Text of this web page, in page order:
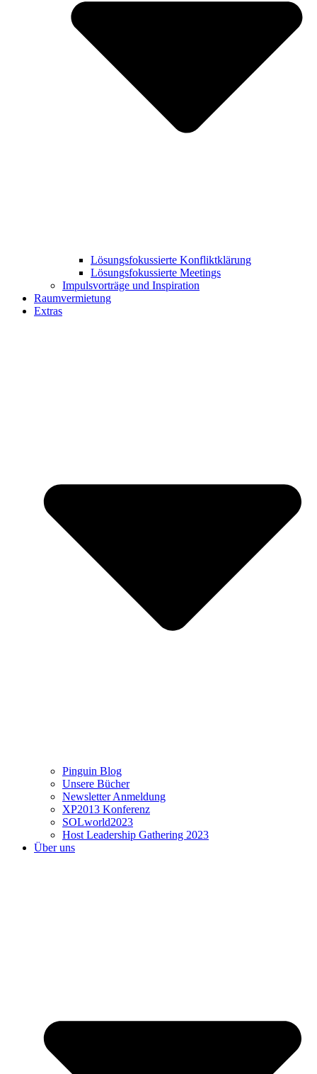
Lösungsfokussierte Konfliktklärung
Lösungsfokussierte Meetings
Impulsvorträge und Inspiration
Raumvermietung
Extras
Pinguin Blog
Unsere Bücher
Newsletter Anmeldung
XP2013 Konferenz
SOLworld2023
Host Leadership Gathering 2023
Über uns